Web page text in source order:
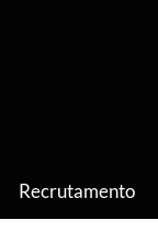
Recrutamento